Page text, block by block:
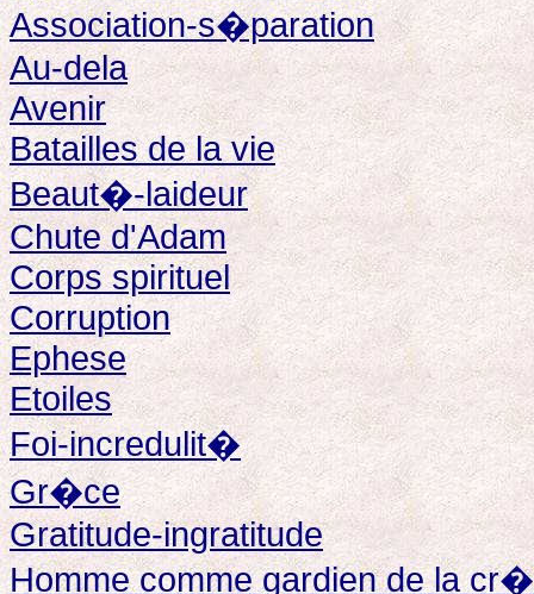
Association-s�paration
Au-dela
Avenir
Batailles de la vie
Beaut�-laideur
Chute d'Adam
Corps spirituel
Corruption
Ephese
Etoiles
Foi-incredulit�
Gr�ce
Gratitude-ingratitude
Homme comme gardien de la